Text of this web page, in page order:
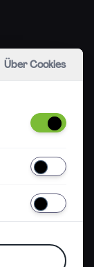
Über Cookies